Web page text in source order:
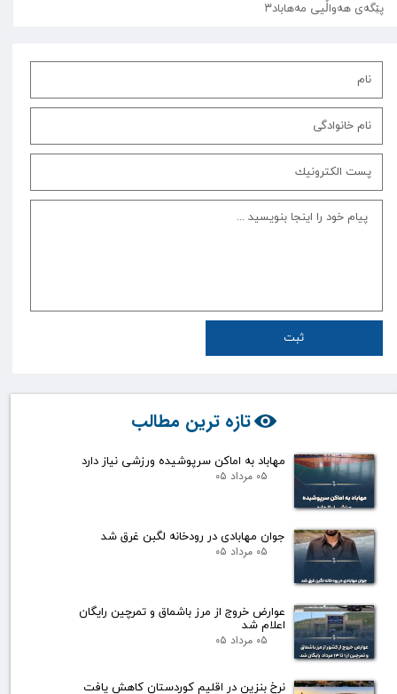
پێگەی هەواڵیی مەهاباد۳
تازه ترین مطالب
مهاباد به اماکن سرپوشیده ورزشی نیاز دارد
۰۵ مرداد ۰۵
جوان مهابادی در رودخانه لگبن غرق شد
۰۵ مرداد ۰۵
عوارض خروج از مرز باشماق و تمرچین رایگان
اعلام شد
۰۵ مرداد ۰۵
نرخ بنزین در اقلیم کوردستان کاهش یافت
ثبت